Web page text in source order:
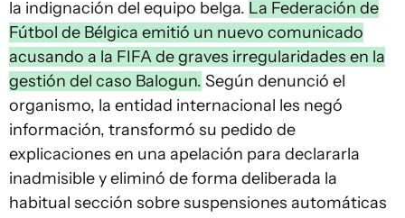
la indignación del equipo belga. La Federación de
Fútbol de Bélgica emitió un nuevo comunicado
acusando a la FIFA de graves irregularidades en la
gestión del caso Balogun. Según denunció el
organismo, la entidad internacional les negó
información, transformó su pedido de
explicaciones en una apelación para declararla
inadmisible y eliminó de forma deliberada la
habitual sección sobre suspensiones automáticas